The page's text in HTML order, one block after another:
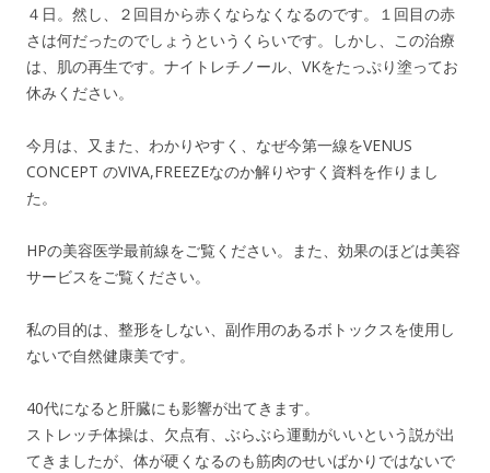
４日。然し、２回目から赤くならなくなるのです。１回目の赤
さは何だったのでしょうというくらいです。しかし、この治療
は、肌の再生です。ナイトレチノール、VKをたっぷり塗ってお
休みください。
今月は、又また、わかりやすく、なぜ今第一線をVENUS
CONCEPT のVIVA,FREEZEなのか解りやすく資料を作りまし
た。
HPの美容医学最前線をご覧ください。また、効果のほどは美容
サービスをご覧ください。
私の目的は、整形をしない、副作用のあるボトックスを使用し
ないで自然健康美です。
40代になると肝臓にも影響が出てきます。
ストレッチ体操は、欠点有、ぶらぶら運動がいいという説が出
てきましたが、体が硬くなるのも筋肉のせいばかりではないで